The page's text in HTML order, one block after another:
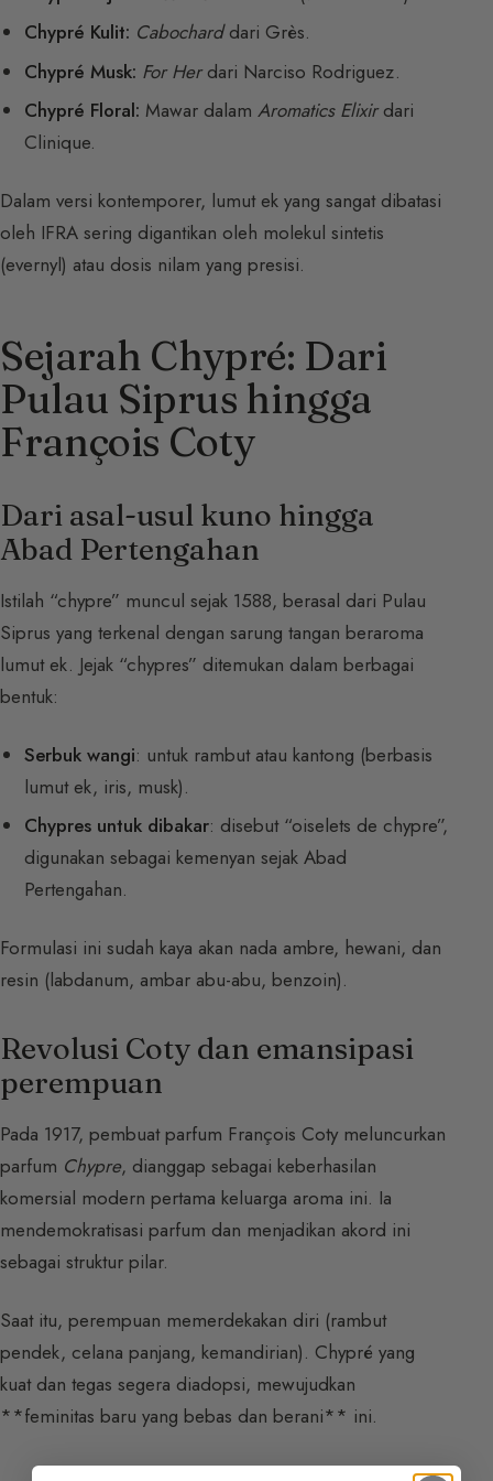
Chypré Kulit: Cabocharddari Grès.
Chypré Musk: For Herdari Narciso Rodriguez.
Chypré Floral: Mawar dalamAromatics Elixirdari
Clinique.
Dalam versi kontemporer, lumut ek yang sangat dibatasi
oleh IFRA sering digantikan oleh molekul sintetis
(evernyl) atau dosis nilam yang presisi.
Sejarah Chypré: Dari
Pulau Siprus hingga
François Coty
Dari asal-usul kuno hingga
Abad Pertengahan
Istilah “chypre” muncul sejak 1588, berasal dari Pulau
Siprus yang terkenal dengan sarung tangan beraroma
lumut ek. Jejak “chypres” ditemukan dalam berbagai
bentuk:
Serbuk wangi: untuk rambut atau kantong (berbasis
lumut ek, iris, musk).
Chypres untuk dibakar: disebut “oiselets de chypre”,
digunakan sebagai kemenyan sejak Abad
Pertengahan.
Formulasi ini sudah kaya akan nada ambre, hewani, dan
resin (labdanum, ambar abu-abu, benzoin).
Revolusi Coty dan emansipasi
perempuan
Pada 1917, pembuat parfum François Coty meluncurkan
parfum Chypre, dianggap sebagai keberhasilan
komersial modern pertama keluarga aroma ini. Ia
mendemokratisasi parfum dan menjadikan akord ini
sebagai struktur pilar.
Saat itu, perempuan memerdekakan diri (rambut
pendek, celana panjang, kemandirian). Chypré yang
kuat dan tegas segera diadopsi, mewujudkan
**feminitas baru yang bebas dan berani** ini.